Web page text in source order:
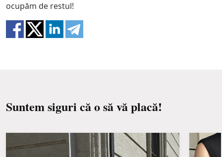
ocupăm de restul!
Suntem siguri că o să vă placă!